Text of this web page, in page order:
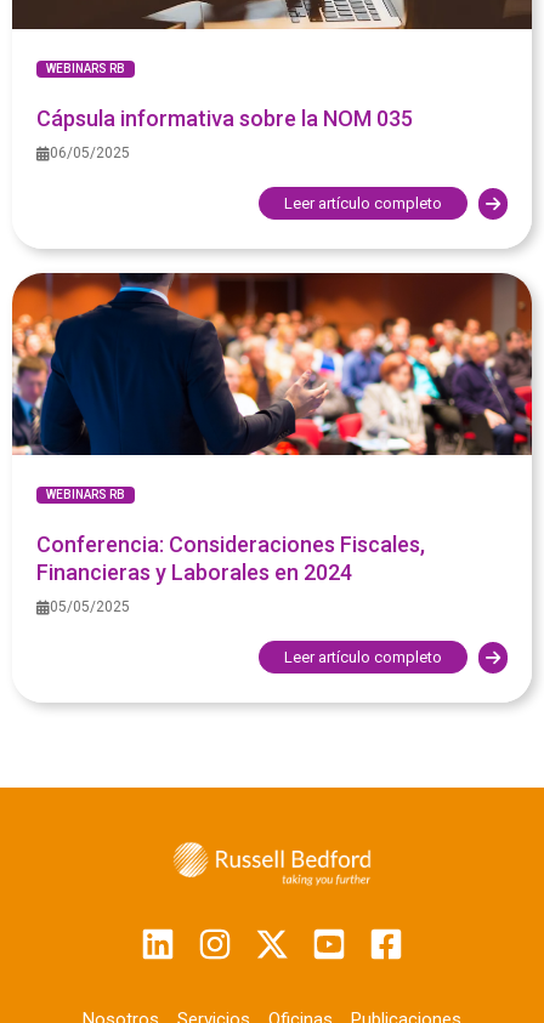
WEBINARS RB
Cápsula informativa sobre la NOM 035
06/05/2025
Leer artículo completo
WEBINARS RB
Conferencia: Consideraciones Fiscales,
Financieras y Laborales en 2024
05/05/2025
Leer artículo completo